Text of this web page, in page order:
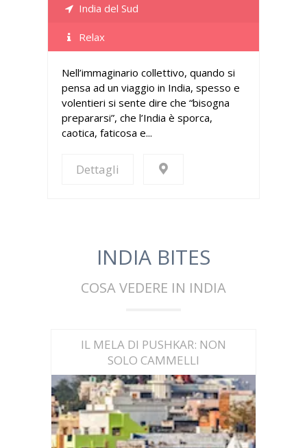
India del Sud
Relax
Nell’immaginario collettivo, quando si
pensa ad un viaggio in India, spesso e
volentieri si sente dire che “bisogna
prepararsi”, che l’India è sporca,
caotica, faticosa e...
Dettagli
INDIA BITES
COSA VEDERE IN INDIA
IL MELA DI PUSHKAR: NON
SOLO CAMMELLI